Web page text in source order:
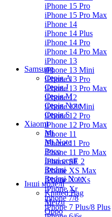
iPhone 15 Pro
iPhone 15 Pro Max
iPhone 14
iPhone 14 Plus
iPhone 14 Pro
iPhone 14 Pro Max
iPhone 13
iPhone 13 Mini
iPhone 13 Pro
iPhone 13 Pro Max
iPhone 12
iPhone 12 Mini
iPhone 12 Pro
iPhone 12 Pro Max
iPhone 11
iPhone 11 Pro
iPhone 11 Pro Max
iPhone SE 2
iPhone XS Max
iPhone X / Xs
iPhone Xr
iphone 7/8
iPhone 7 Plus/8 Plus
Samsung
Серія А
Серiя J
Серiя M
Серія Note
Серія S
Xiaomi
Mi
Mi Note
Poco
Інші серії
Redmi
Redmi Note
Інші моделі
Knitted Bag
Meizu
Oppo